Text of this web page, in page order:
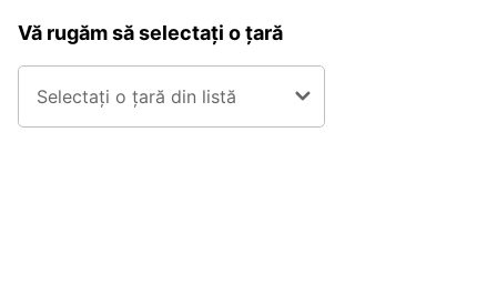
Vă rugăm să selectați o țară